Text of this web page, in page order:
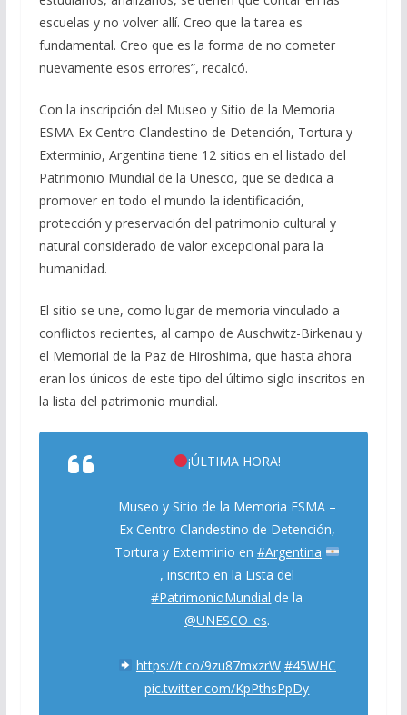
escuelas y no volver allí. Creo que la tarea es
fundamental. Creo que es la forma de no cometer
nuevamente esos errores”, recalcó.
Con la inscripción del Museo y Sitio de la Memoria
ESMA-Ex Centro Clandestino de Detención, Tortura y
Exterminio, Argentina tiene 12 sitios en el listado del
Patrimonio Mundial de la Unesco, que se dedica a
promover en todo el mundo la identificación,
protección y preservación del patrimonio cultural y
natural considerado de valor excepcional para la
humanidad.
El sitio se une, como lugar de memoria vinculado a
conflictos recientes, al campo de Auschwitz-Birkenau y
el Memorial de la Paz de Hiroshima, que hasta ahora
eran los únicos de este tipo del último siglo inscritos en
la lista del patrimonio mundial.
¡ÚLTIMA HORA!
Museo y Sitio de la Memoria ESMA –
Ex Centro Clandestino de Detención,
Tortura y Exterminio en#Argentina
, inscrito en la Lista del
#PatrimonioMundial de la
@UNESCO_es.
https://t.co/9zu87mxzrW #45WHC
pic.twitter.com/KpPthsPpDy